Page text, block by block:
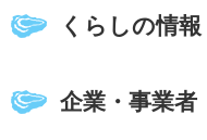
くらしの情報
企業・事業者